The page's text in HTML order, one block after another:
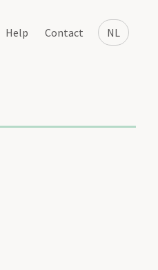
NL
Help Contact